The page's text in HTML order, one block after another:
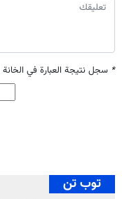
* سجل نتيجة العبارة في الخانة
توب تن